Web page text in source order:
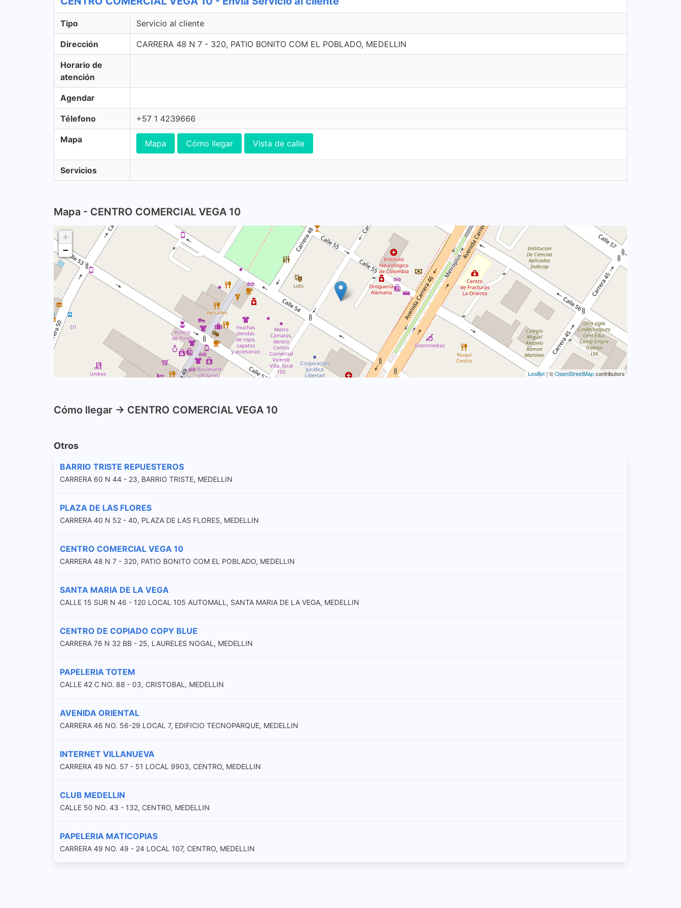
Tipo Servicio al cliente
Dirección CARRERA 48 N 7 - 320, PATIO BONITO COM EL POBLADO, MEDELLIN
Horario de
atención
Agendar
Télefono +57 1 4239666
Mapa Mapa Cómo llegar Vista de calle
Servicios
Mapa - CENTRO COMERCIAL VEGA 10
+
−
Leaflet | ©OpenStreetMapcontributors
Cómo llegar -> CENTRO COMERCIAL VEGA 10
Otros
BARRIO TRISTE REPUESTEROS
CARRERA 60 N 44 - 23, BARRIO TRISTE, MEDELLIN
PLAZA DE LAS FLORES
CARRERA 40 N 52 - 40, PLAZA DE LAS FLORES, MEDELLIN
CENTRO COMERCIAL VEGA 10
CARRERA 48 N 7 - 320, PATIO BONITO COM EL POBLADO, MEDELLIN
SANTA MARIA DE LA VEGA
CALLE 15 SUR N 46 - 120 LOCAL 105 AUTOMALL, SANTA MARIA DE LA VEGA, MEDELLIN
CENTRO DE COPIADO COPY BLUE
CARRERA 76 N 32 BB - 25, LAURELES NOGAL, MEDELLIN
PAPELERIA TOTEM
CALLE 42 C NO. 88 - 03, CRISTOBAL, MEDELLIN
AVENIDA ORIENTAL
CARRERA 46 NO. 56-29 LOCAL 7, EDIFICIO TECNOPARQUE, MEDELLIN
INTERNET VILLANUEVA
CARRERA 49 NO. 57 - 51 LOCAL 9903, CENTRO, MEDELLIN
CLUB MEDELLIN
CALLE 50 NO. 43 - 132, CENTRO, MEDELLIN
PAPELERIA MATICOPIAS
CARRERA 49 NO. 49 - 24 LOCAL 107, CENTRO, MEDELLIN